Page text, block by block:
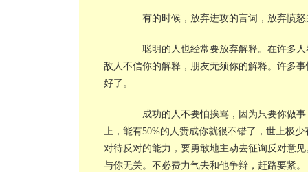
有的时候，放弃进攻的言词，放弃愤怒
聪明的人也经常要放弃解释。在许多人
敌人不信你的解释，朋友无须你的解释。许多
好了。
成功的人不要怕挨骂，因为只要你做事
上，能有50%的人赞成你就很不错了，世上极
对待反对的能力，要勇敢地主动去征询反对意
与你无关。不必费力气去和他争辩，赶路要紧。